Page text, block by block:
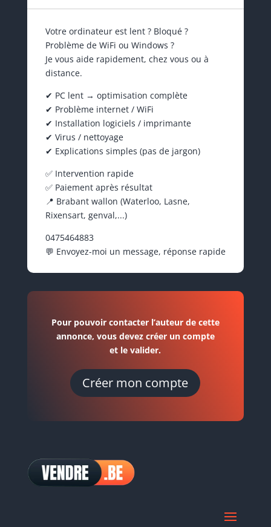
Votre ordinateur est lent ? Bloqué ?
Problème de WiFi ou Windows ?
Je vous aide rapidement, chez vous ou à
distance.
✔ PC lent → optimisation complète
✔ Problème internet / WiFi
✔ Installation logiciels / imprimante
✔ Virus / nettoyage
✔ Explications simples (pas de jargon)
✅ Intervention rapide
✅ Paiement après résultat
📍 Brabant wallon (Waterloo, Lasne,
Rixensart, genval,...)
0475464883
💬 Envoyez-moi un message, réponse rapide
Pour pouvoir contacter l’auteur de cette
annonce, vous devez créer un compte
et le valider.
Créer mon compte